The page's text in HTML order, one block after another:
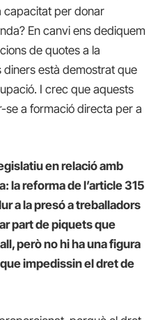
capacitat per donar
En canvi ens dediquem
de quotes a la
diners està demostrat que
I crec que aquests
se a formació directa per a
en relació amb
la reforma de l’article 315
a la presó a treballadors
part de piquets que
però no hi ha una figura
impedissin el dret de